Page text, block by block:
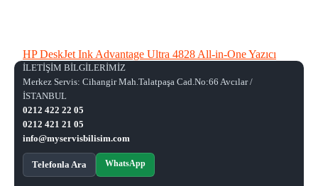
HP DeskJet Ink Advantage Ultra 4828 All-in-One Yazıcı
İLETİŞİM BİLGİLERİMİZ
Merkez Servis: Cihangir Mah.Talatpaşa Cad.No:66 Avcılar /
İSTANBUL
0212 422 22 05
0212 421 21 05
info@myservisbilisim.com
Telefonla Ara WhatsApp